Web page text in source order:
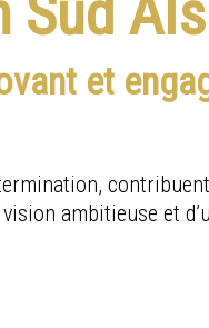
et
ambitieuse et